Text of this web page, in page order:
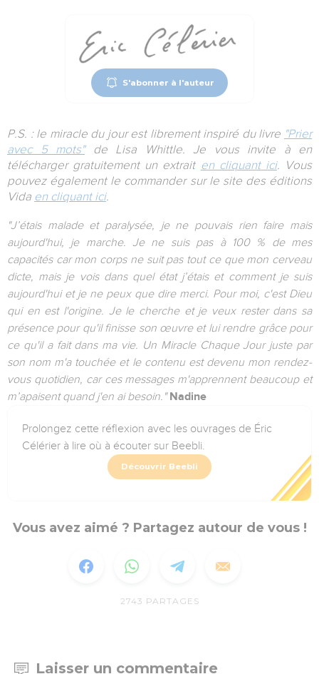
S'abonner à l'auteur
P.S. : le miracle du jour est librement inspiré du livre "Prier
avec 5 mots"de Lisa Whittle. Je vous invite à en
télécharger gratuitement un extrait en cliquant ici. Vous
pouvez également le commander sur le site des éditions
Vida en cliquant ici.
"J’étais malade et paralysée, je ne pouvais rien faire mais
aujourd'hui, je marche. Je ne suis pas à 100 % de mes
capacités car mon corps ne suit pas tout ce que mon cerveau
dicte, mais je vois dans quel état j’étais et comment je suis
aujourd'hui et je ne peux que dire merci. Pour moi, c'est Dieu
qui en est l'origine. Je le cherche et je veux rester dans sa
présence pour qu'il finisse son œuvre et lui rendre grâce pour
ce qu'il a fait dans ma vie. Un Miracle Chaque Jour juste par
son nom m'a touchée et le contenu est devenu mon rendez-
vous quotidien, car ces messages m'apprennent beaucoup et
m’apaisent quand j'en ai besoin." Nadine
Prolongez cette réflexion avec les ouvrages de Éric
Célérier à lire où à écouter sur Beebli.
Découvrir Beebli
Vous avez aimé ? Partagez autour de vous !
2743 PARTAGES
Laisser un commentaire